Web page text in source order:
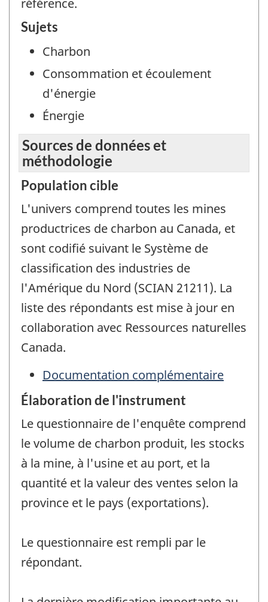
Sujets
Charbon
Consommation et écoulement
d'énergie
Énergie
Sources de données et
méthodologie
Population cible
L'univers comprend toutes les mines
productrices de charbon au Canada, et
sont codifié suivant le Système de
classification des industries de
l'Amérique du Nord (SCIAN 21211). La
liste des répondants est mise à jour en
collaboration avec Ressources naturelles
Canada.
Documentation complémentaire
Élaboration de l'instrument
Le questionnaire de l'enquête comprend
le volume de charbon produit, les stocks
à la mine, à l'usine et au port, et la
quantité et la valeur des ventes selon la
province et le pays (exportations).
Le questionnaire est rempli par le
répondant.